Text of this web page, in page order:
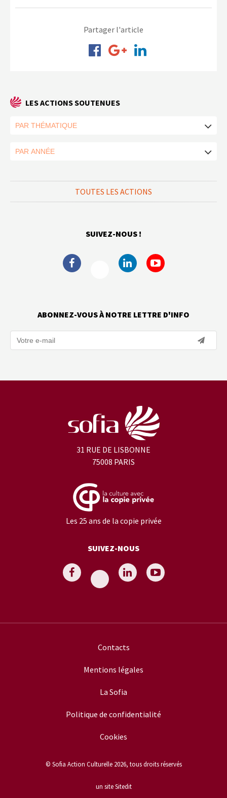
Partager l'article
LES ACTIONS SOUTENUES
TOUTES LES ACTIONS
SUIVEZ-NOUS !
ABONNEZ-VOUS À NOTRE LETTRE D'INFO
31 RUE DE LISBONNE
75008 PARIS
Les 25 ans de la copie privée
SUIVEZ-NOUS
Contacts
Mentions légales
La Sofia
Politique de confidentialité
Cookies
© Sofia Action Culturelle 2026, tous droits réservés
un site Sitedit